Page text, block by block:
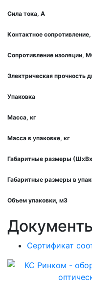
Сила тока, A
Контактное
Сопротивление изоляции,
Электрическая прочность
Упаковка
Масса, кг
Масса в упаковке, кг
Габаритные размеры
Габаритные размеры в
Объем упаковки, м3
Сертификат